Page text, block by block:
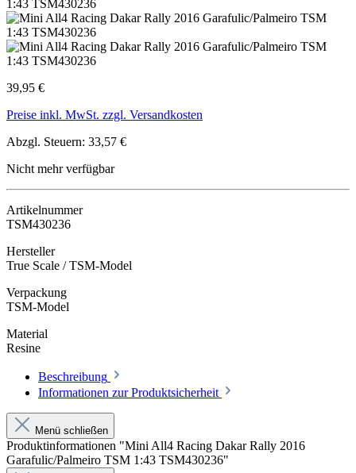
39,95 €
Preise inkl. MwSt. zzgl. Versandkosten
Abzgl. Steuern: 33,57 €
Nicht mehr verfügbar
Artikelnummer
TSM430236
Hersteller
True Scale / TSM-Model
Verpackung
TSM-Model
Material
Resine
Beschreibung
Informationen zur Produktsicherheit
Menü schließen
Produktinformationen "Mini All4 Racing Dakar Rally 2016
Garafulic/Palmeiro TSM 1:43 TSM430236"